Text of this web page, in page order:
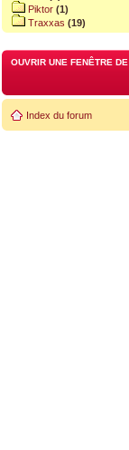
Piktor (1)
Traxxas (19)
OUVRIR UNE FENÊTRE DE
Index du forum